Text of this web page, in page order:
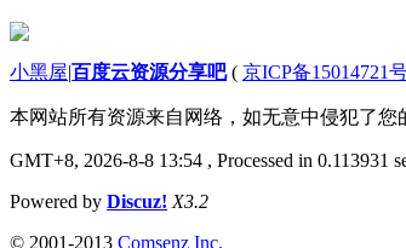
小黑屋|百度云资源分享吧( 京ICP备15014721
本网站所有资源来自网络，如无意中侵犯了您
GMT+8, 2026-8-8 13:54 , Processed in 0.113931
Powered by Discuz! X3.2
© 2001-2013 Comsenz Inc.